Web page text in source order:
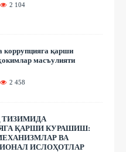
2 104
коррупцияга қарши
масъулияти
2 458
ТИЗИМИДА
ҚАРШИ КУРАШИШ:
ВА
ИСЛОҲОТЛАР